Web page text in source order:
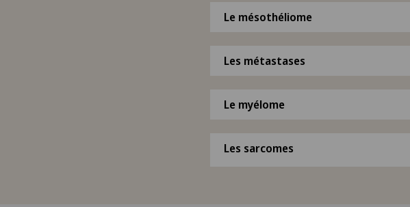
Le mésothéliome
Les métastases
Le myélome
Les sarcomes